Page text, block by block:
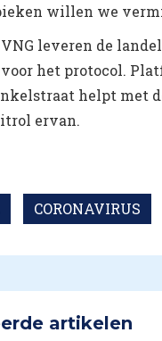
willen we
leveren de
het protocol.
helpt met
ervan.
CORONAVIRUS
artikelen